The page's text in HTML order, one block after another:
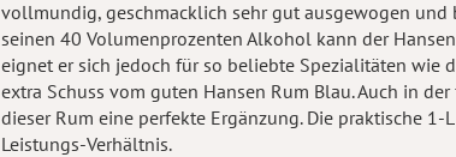
vollmundig, geschmacklich sehr gut ausgewogen
seinen 40 Volumenprozenten Alkohol kann der
eignet er sich jedoch für so beliebte Spezialitäten wie
extra Schuss vom guten Hansen Rum Blau. Auch in
dieser Rum eine perfekte Ergänzung. Die praktische
Leistungs-Verhältnis.